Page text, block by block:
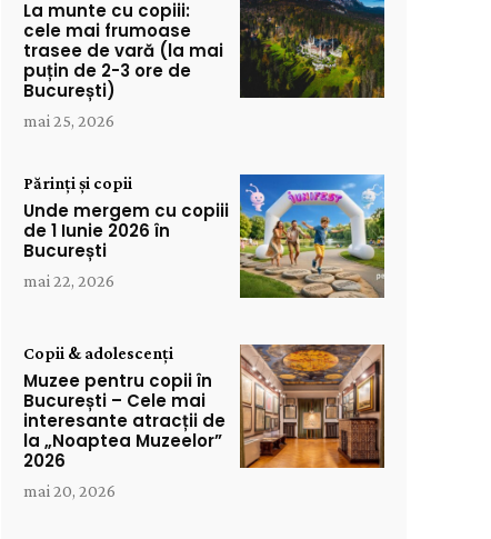
La munte cu copiii:
cele mai frumoase
trasee de vară (la mai
puțin de 2-3 ore de
București)
mai 25, 2026
Părinți și copii
Unde mergem cu copiii
de 1 Iunie 2026 în
București
mai 22, 2026
Copii & adolescenți
Muzee pentru copii în
București – Cele mai
interesante atracții de
la „Noaptea Muzeelor”
2026
mai 20, 2026